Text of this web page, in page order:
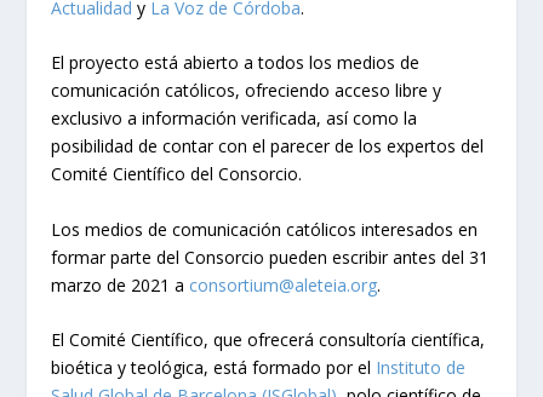
Actualidad y La Voz de Córdoba.
El proyecto está abierto a todos los medios de
comunicación católicos, ofreciendo acceso libre y
exclusivo a información verificada, así como la
posibilidad de contar con el parecer de los expertos del
Comité Científico del Consorcio.
Los medios de comunicación católicos interesados en
formar parte del Consorcio pueden escribir antes del 31
marzo de 2021 a consortium@aleteia.org.
El Comité Científico, que ofrecerá consultoría científica,
bioética y teológica, está formado por el Instituto de